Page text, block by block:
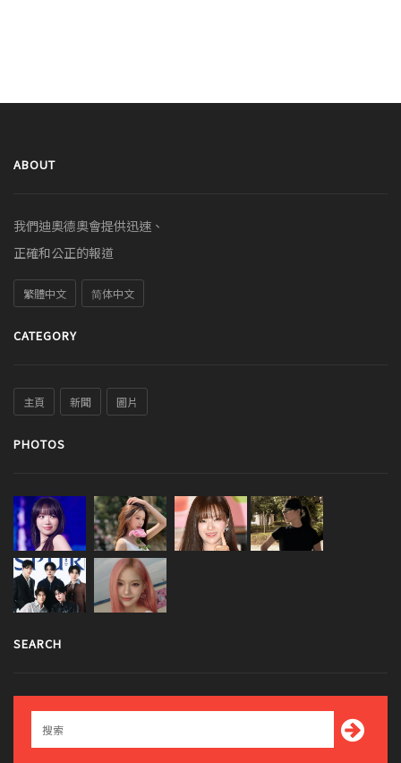
ABOUT
我們迪奧德奧會提供迅速、
正確和公正的報道
繁體中文 简体中文
CATEGORY
主頁 新聞 圖片
PHOTOS
SEARCH